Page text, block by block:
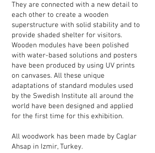
They are connected with a new detail to
each other to create a wooden
superstructure with solid stability and to
provide shaded shelter for visitors.
Wooden modules have been polished
with water-based solutions and posters
have been produced by using UV prints
on canvases. All these unique
adaptations of standard modules used
by the Swedish Institute all around the
world have been designed and applied
for the first time for this exhibition.
All woodwork has been made by Caglar
Ahsap in Izmir, Turkey.